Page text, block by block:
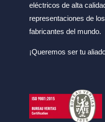
eléctricos de alta
representaciones de
fabricantes del mundo.
¡Queremos ser tu